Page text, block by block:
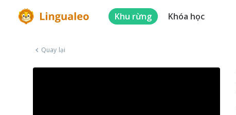
Khu rừng Khóa học
Quay lại